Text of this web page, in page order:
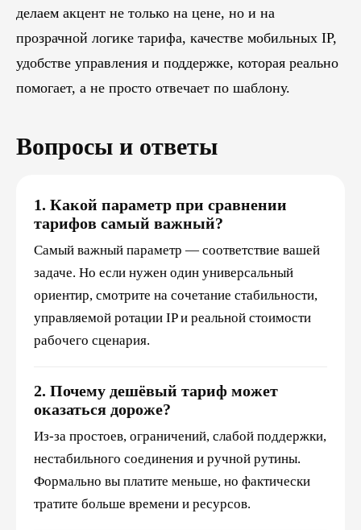
делаем акцент не только на цене, но и на
прозрачной логике тарифа, качестве мобильных IP,
удобстве управления и поддержке, которая реально
помогает, а не просто отвечает по шаблону.
Вопросы и ответы
1. Какой параметр при сравнении
тарифов самый важный?
Самый важный параметр — соответствие вашей
задаче. Но если нужен один универсальный
ориентир, смотрите на сочетание стабильности,
управляемой ротации IP и реальной стоимости
рабочего сценария.
2. Почему дешёвый тариф может
оказаться дороже?
Из-за простоев, ограничений, слабой поддержки,
нестабильного соединения и ручной рутины.
Формально вы платите меньше, но фактически
тратите больше времени и ресурсов.